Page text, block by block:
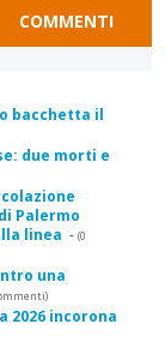
COMMENTI
bacchetta il
due morti e
Palermo
linea - (0
una
2026 incorona